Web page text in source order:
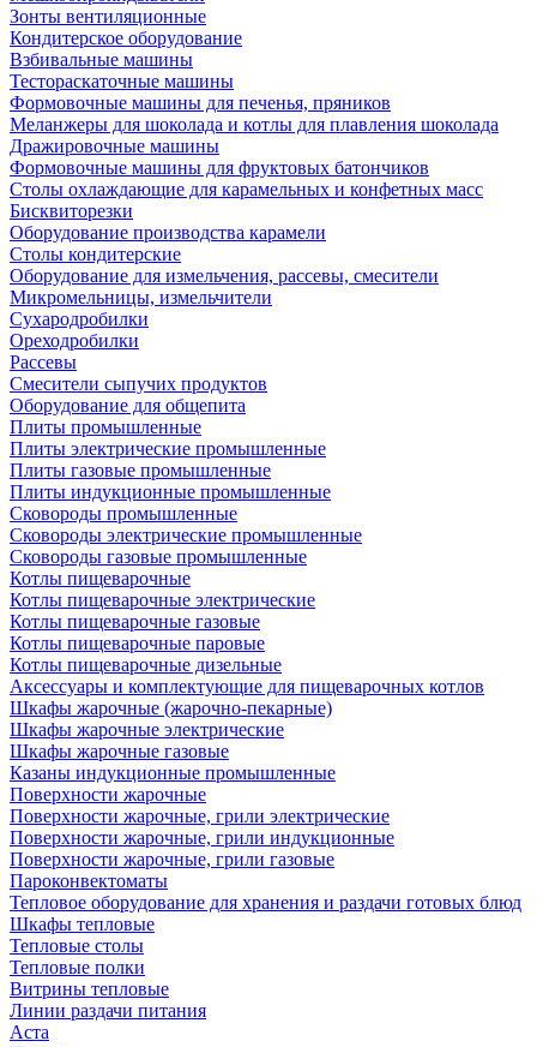
Зонты вентиляционные
Кондитерское оборудование
Взбивальные машины
Тестораскаточные машины
Формовочные машины для печенья, пряников
Меланжеры для шоколада и котлы для плавления шоколада
Дражировочные машины
Формовочные машины для фруктовых батончиков
Столы охлаждающие для карамельных и конфетных масс
Бисквиторезки
Оборудование производства карамели
Столы кондитерские
Оборудование для измельчения, рассевы, смесители
Микромельницы, измельчители
Сухародробилки
Ореходробилки
Рассевы
Смесители сыпучих продуктов
Оборудование для общепита
Плиты промышленные
Плиты электрические промышленные
Плиты газовые промышленные
Плиты индукционные промышленные
Сковороды промышленные
Сковороды электрические промышленные
Сковороды газовые промышленные
Котлы пищеварочные
Котлы пищеварочные электрические
Котлы пищеварочные газовые
Котлы пищеварочные паровые
Котлы пищеварочные дизельные
Аксессуары и комплектующие для пищеварочных котлов
Шкафы жарочные (жарочно-пекарные)
Шкафы жарочные электрические
Шкафы жарочные газовые
Казаны индукционные промышленные
Поверхности жарочные
Поверхности жарочные, грили электрические
Поверхности жарочные, грили индукционные
Поверхности жарочные, грили газовые
Пароконвектоматы
Тепловое оборудование для хранения и раздачи готовых блюд
Шкафы тепловые
Тепловые столы
Тепловые полки
Витрины тепловые
Линии раздачи питания
Аста